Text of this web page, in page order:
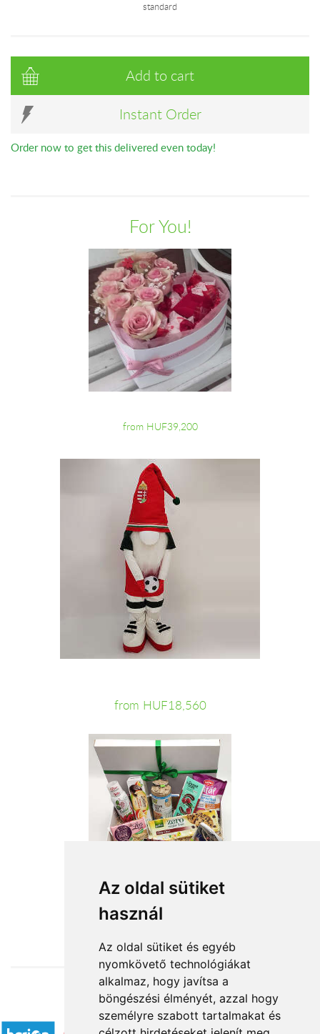
Az oldal sütiket
használ
Az oldal sütiket és egyéb
nyomkövető technológiákat
alkalmaz, hogy javítsa a
böngészési élményét, azzal hogy
személyre szabott tartalmakat és
standard
Add to cart
Instant Order
Order now to get this delivered even today!
For You!
from HUF39,200
from HUF18,560
from HUF19,160
Accepted payment methods